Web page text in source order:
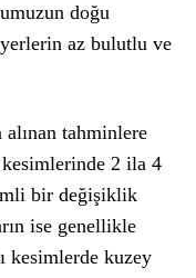
doğu
az bulutlu ve
tahminlere
kesimlerinde 2 ila 4
bir değişiklik
ise genellikle
kesimlerde kuzey